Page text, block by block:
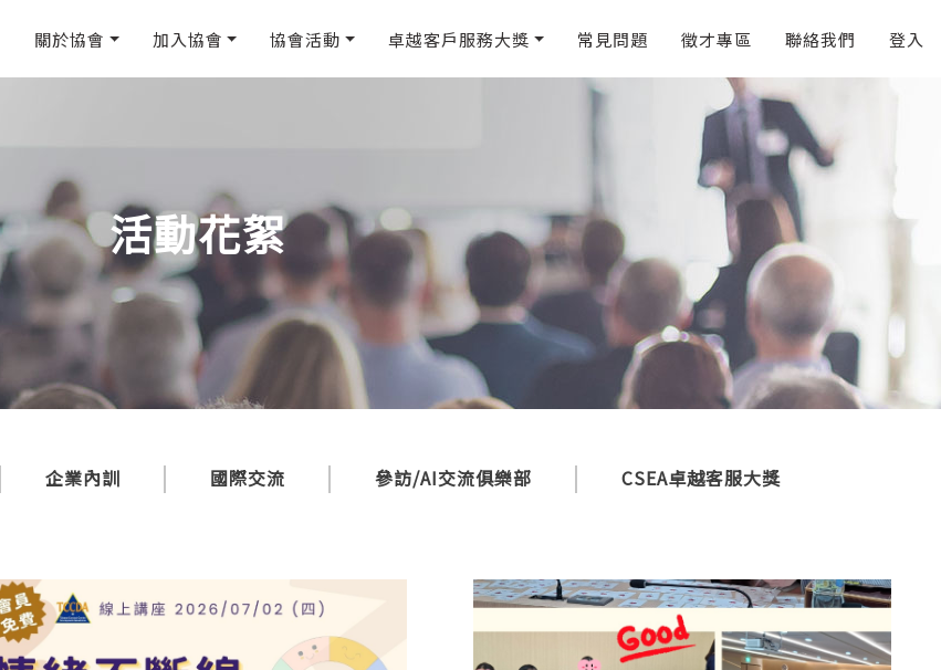
關於協會 加入協會 協會活動 卓越客戶服務大獎 常見問題 徵才專區 聯絡我們 登入
活動花絮
企業內訓 國際交流 參訪/AI交流俱樂部 CSEA卓越客服大獎